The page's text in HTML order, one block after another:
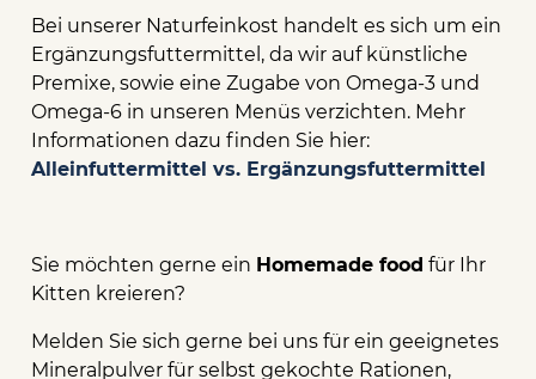
Bei unserer Naturfeinkost handelt es sich um ein
Ergänzungsfuttermittel, da wir auf künstliche
Premixe, sowie eine Zugabe von Omega-3 und
Omega-6 in unseren Menüs verzichten. Mehr
Informationen dazu finden Sie hier:
Alleinfuttermittel vs. Ergänzungsfuttermittel
Sie möchten gerne ein Homemade food für Ihr
Kitten kreieren?
Melden Sie sich gerne bei uns für ein geeignetes
Mineralpulver für selbst gekochte Rationen,